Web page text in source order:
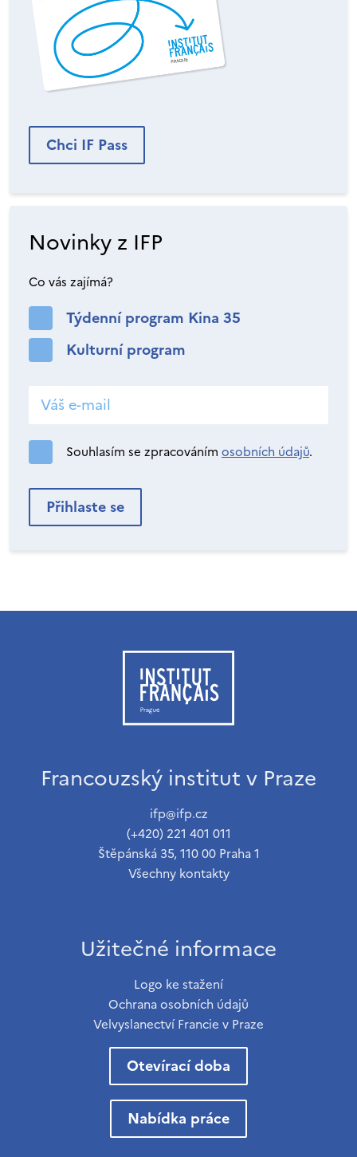
Chci IF Pass
Novinky z IFP
Co vás zajímá?
Týdenní program Kina 35
Kulturní program
Souhlasím se zpracováním osobních údajů.
Francouzský institut v Praze
ifp@ifp.cz
(+420) 221 401 011
Štěpánská 35, 110 00 Praha 1
Všechny kontakty
Užitečné informace
Logo ke stažení
Ochrana osobních údajů
Velvyslanectví Francie v Praze
Otevírací doba
Nabídka práce